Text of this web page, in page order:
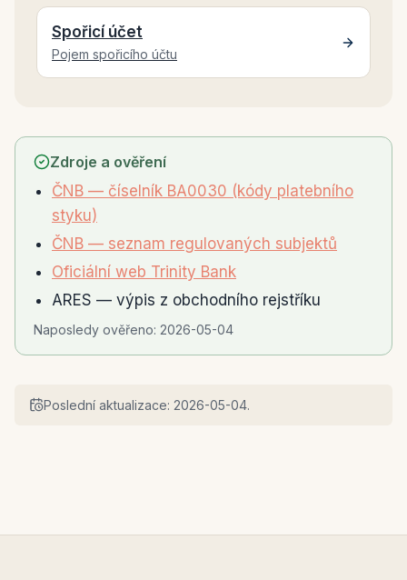
Spořicí účet
Pojem spořicího účtu
Zdroje a ověření
ČNB — číselník BA0030 (kódy platebního
styku)
ČNB — seznam regulovaných subjektů
Oficiální web Trinity Bank
ARES — výpis z obchodního rejstříku
Naposledy ověřeno: 2026-05-04
Poslední aktualizace: 2026-05-04.